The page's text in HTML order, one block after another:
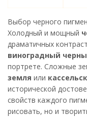
Выбор черного
Холодный и мощный
драматичных
виноградный
портрете. Сложные
земля или
исторической
свойств каждого
рисовать, но и